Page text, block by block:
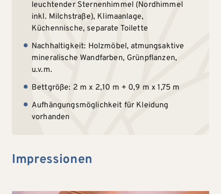
leuchtender Sternenhimmel (Nordhimmel
inkl. Milchstraße), Klimaanlage,
Küchennische, separate Toilette
Nachhaltigkeit: Holzmöbel, atmungsaktive
mineralische Wandfarben, Grünpflanzen,
u.v.m.
Bettgröße: 2 m x 2,10 m + 0,9 m x 1,75 m
Aufhängungsmöglichkeit für Kleidung
vorhanden
Impressionen